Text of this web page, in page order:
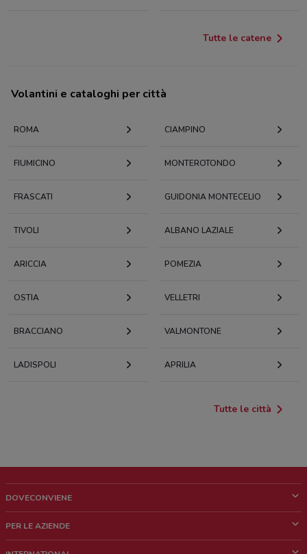
Tutte le catene
Volantini e cataloghi per città
ROMA CIAMPINO
FIUMICINO MONTEROTONDO
FRASCATI GUIDONIA MONTECELIO
TIVOLI ALBANO LAZIALE
ARICCIA POMEZIA
OSTIA VELLETRI
BRACCIANO VALMONTONE
LADISPOLI APRILIA
Tutte le città
DOVECONVIENE
Chi siamo
PER LE AZIENDE